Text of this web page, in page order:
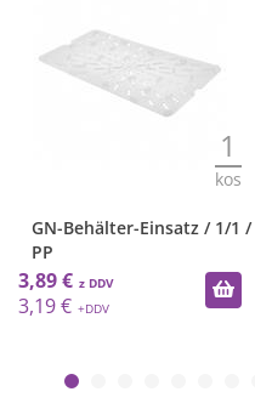
1
kos
GN-Behälter-Einsatz / 1/1 /
PP
3,89 €
3,19 €